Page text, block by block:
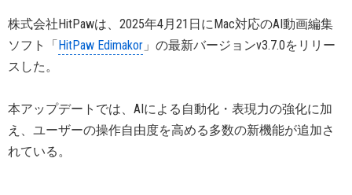
株式会社HitPawは、2025年4月21日にMac対応のAI動画編集
ソフト「HitPaw Edimakor 」の最新バージョンv3.7.0をリリー
スした。
本アップデートでは、AIによる自動化・表現力の強化に加
え、ユーザーの操作自由度を高める多数の新機能が追加さ
れている。